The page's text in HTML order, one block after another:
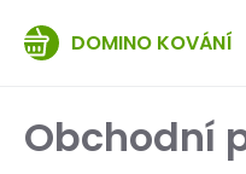
DOMINO KOVÁNÍ
Obchodní